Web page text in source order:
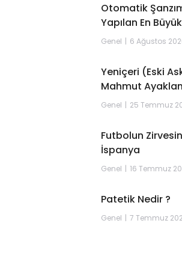
Otomatik
Yapılan En
Genel 6 Ağustos
Yeniçeri (Eski
Mahmut
Genel 25 Temmuz
Futbolun
İspanya
Genel 16 Temmuz
Patetik Nedir ?
Genel 7 Temmuz